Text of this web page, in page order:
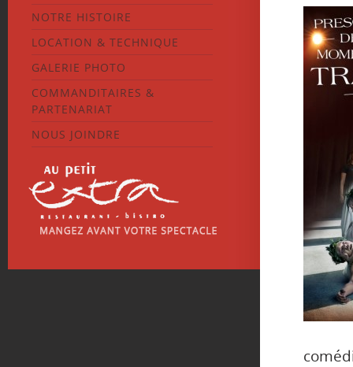
NOTRE HISTOIRE
LOCATION & TECHNIQUE
GALERIE PHOTO
COMMANDITAIRES &
PARTENARIAT
NOUS JOINDRE